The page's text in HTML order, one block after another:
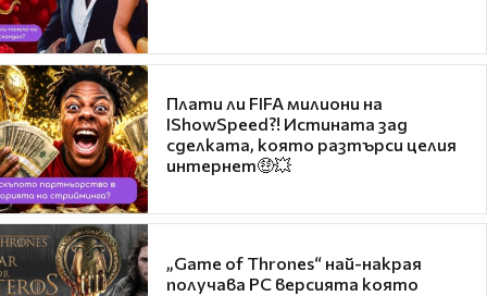
Плати ли FIFA милиони на
IShowSpeed?! Истината зад
сделката, която разтърси целия
интернет🤑💥
„Game of Thrones“ най-накрая
получава PC версията която